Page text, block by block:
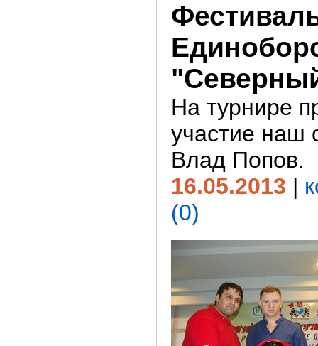
На турнире
участие наш
Влад Попов.
16.05.2013 |
(0)